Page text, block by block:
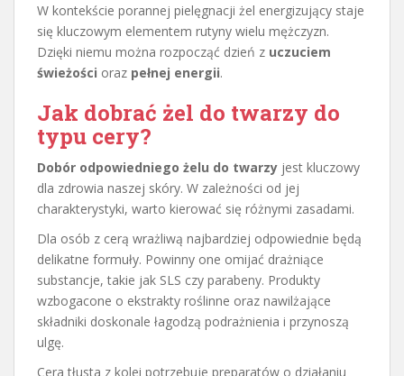
W kontekście porannej pielęgnacji żel energizujący staje
się kluczowym elementem rutyny wielu mężczyzn.
Dzięki niemu można rozpocząć dzień z uczuciem
świeżości oraz pełnej energii.
Jak dobrać żel do twarzy do
typu cery?
Dobór odpowiedniego żelu do twarzy jest kluczowy
dla zdrowia naszej skóry. W zależności od jej
charakterystyki, warto kierować się różnymi zasadami.
Dla osób z cerą wrażliwą najbardziej odpowiednie będą
delikatne formuły. Powinny one omijać drażniące
substancje, takie jak SLS czy parabeny. Produkty
wzbogacone o ekstrakty roślinne oraz nawilżające
składniki doskonale łagodzą podrażnienia i przynoszą
ulgę.
Cera tłusta z kolei potrzebuje preparatów o działaniu